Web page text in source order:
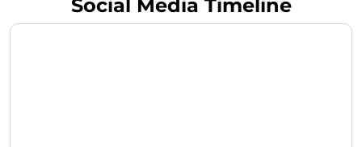
Social Media Timeline